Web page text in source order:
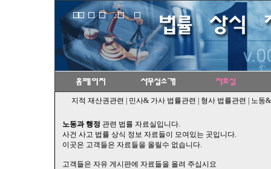
지적 재산권관련 민사& 가사 법률관련 형사 법률관련 노동
노동과 행정 관련 법률 자료실입니다.
사건 사고 법률 상식 정보 자료들이 모여있는 곳입니다.
이곳은 고객들은 자료들을 올릴수 없습니다.
고객들은 자유 게시판에 자료들을 올려 주십시요